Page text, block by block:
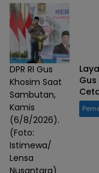
DPR RI Gus
Khosim Saat
Sambutan,
Kamis
(6/8/2026).
(Foto:
Istimewa/
Lensa
Nusantara)